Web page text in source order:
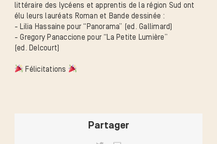
littéraire des lycéens et apprentis de la région Sud ont
élu leurs lauréats Roman et Bande dessinée :
- Lilia Hassaine pour “Panorama” (ed. Gallimard)
- Gregory Panaccione pour “La Petite Lumière”
(ed. Delcourt)
Félicitations
Partager